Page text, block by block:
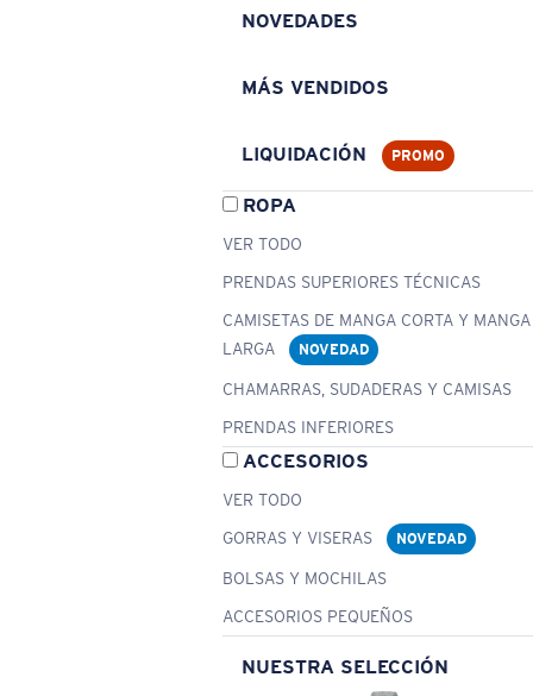
NOVEDADES
MÁS VENDIDOS
LIQUIDACIÓN PROMO
ROPA
VER TODO
PRENDAS SUPERIORES TÉCNICAS
CAMISETAS DE MANGA CORTA Y MANGA
LARGA
NOVEDAD
CHAMARRAS, SUDADERAS Y CAMISAS
PRENDAS INFERIORES
ACCESORIOS
VER TODO
GORRAS Y VISERAS
NOVEDAD
BOLSAS Y MOCHILAS
ACCESORIOS PEQUEÑOS
NUESTRA SELECCIÓN